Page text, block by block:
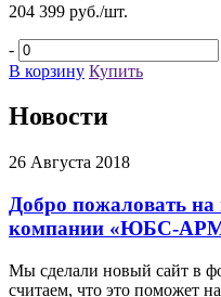
204 399 руб./шт.
-
В корзину Купить
Новости
26 Августа 2018
Добро пожаловать
компании «ЮБС-
Мы сделали новый сайт в
считаем, что это поможет